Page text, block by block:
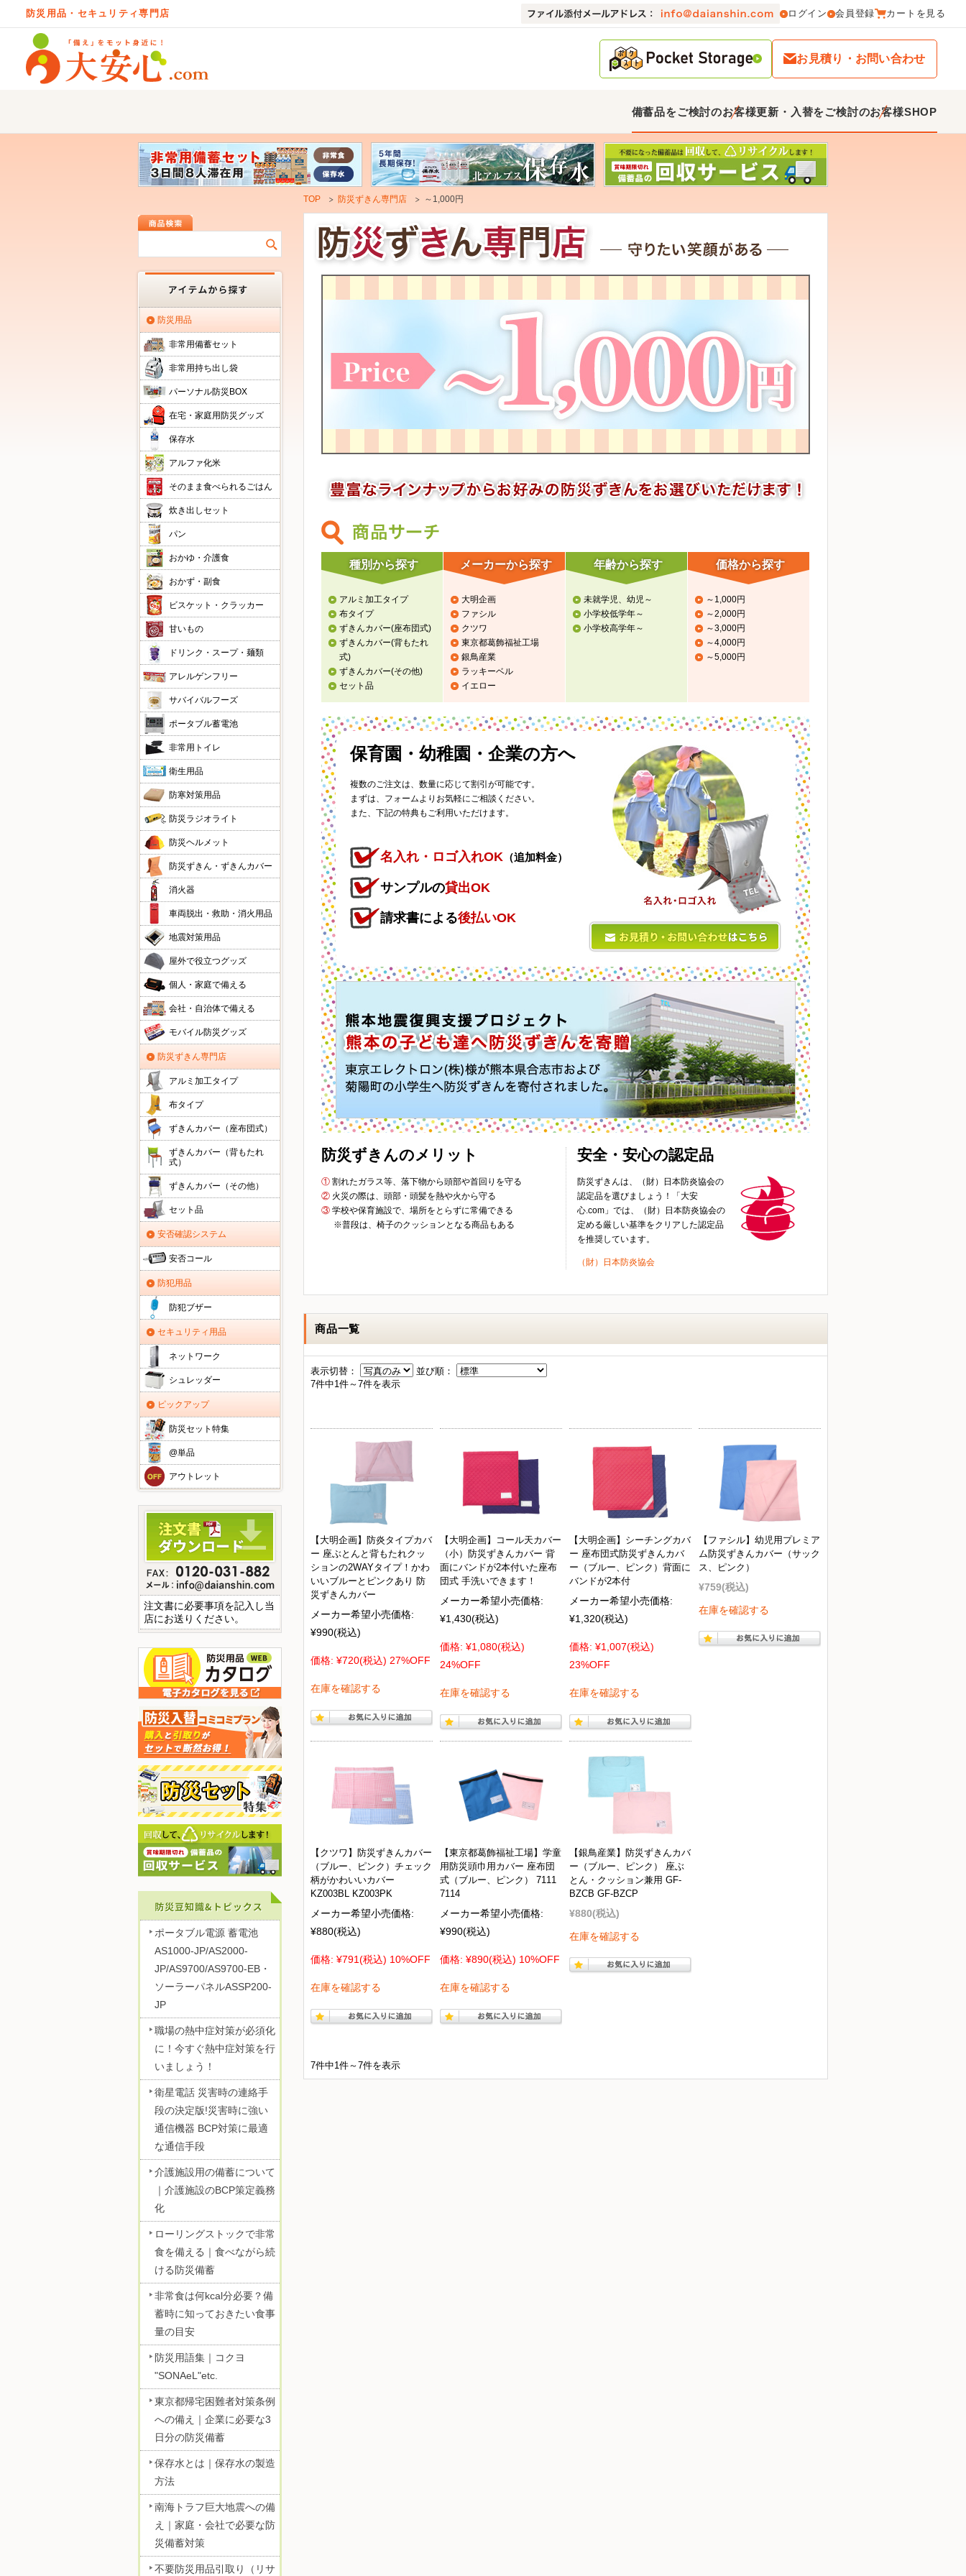
防災用品・セキュリティ専門店 ログイン 会員登録 カートを見る
お見積り・お問い合わせ
備蓄品をご検討のお客様更新・入替をご検討のお客様SHOP
TOP 防災ずきん専門店 ～1,000円
種別から探す
アルミ加工タイプ
布タイプ
ずきんカバー(座布団式)
ずきんカバー(背もたれ
式)
ずきんカバー(その他)
セット品
メーカーから探す
大明企画
ファシル
クツワ
東京都葛飾福祉工場
銀鳥産業
ラッキーベル
イエロー
年齢から探す
未就学児、幼児～
小学校低学年～
小学校高学年～
価格から探す
～1,000円
～2,000円
～3,000円
～4,000円
～5,000円
保育園・幼稚園・企業の方へ
複数のご注文は、数量に応じて割引が可能です。
まずは、フォームよりお気軽にご相談ください。
また、下記の特典もご利用いただけます。
名入れ・ロゴ入れOK （追加料金）
サンプルの貸出OK
請求書による後払いOK
防災ずきんのメリット
① 割れたガラス等、落下物から頭部や首回りを守る
② 火災の際は、頭部・頭髪を熱や火から守る
③ 学校や保育施設で、場所をとらずに常備できる
※普段は、椅子のクッションとなる商品もある
安全・安心の認定品
防災ずきんは、（財）日本防炎協会の
認定品を選びましょう！「大安
心.com」では、（財）日本防炎協会の
定める厳しい基準をクリアした認定品
を推奨しています。
（財）日本防炎協会
表示切替：
並び順：
7件中1件～7件を表示
商品一覧
【大明企画】防炎タイプカバ
ー 座ぶとんと背もたれクッ
ションの2WAYタイプ！かわ
いいブルーとピンクあり 防
災ずきんカバー
メーカー希望小売価格:
¥990(税込)
価格: ¥720(税込) 27%OFF
在庫を確認する
【大明企画】コール天カバー
（小）防災ずきんカバー 背
面にバンドが2本付いた座布
団式 手洗いできます！
メーカー希望小売価格:
¥1,430(税込)
価格: ¥1,080(税込)
24%OFF
在庫を確認する
【大明企画】シーチングカバ
ー 座布団式防災ずきんカバ
ー（ブルー、ピンク）背面に
バンドが2本付
メーカー希望小売価格:
¥1,320(税込)
価格: ¥1,007(税込)
23%OFF
在庫を確認する
【ファシル】幼児用プレミア
ム防災ずきんカバー（サック
ス、ピンク）
¥759(税込)
在庫を確認する
【クツワ】防災ずきんカバー
（ブルー、ピンク）チェック
柄がかわいいカバー
KZ003BL KZ003PK
メーカー希望小売価格:
¥880(税込)
価格: ¥791(税込) 10%OFF
在庫を確認する
【東京都葛飾福祉工場】学童
用防災頭巾用カバー 座布団
式（ブルー、ピンク） 7111
7114
メーカー希望小売価格:
¥990(税込)
価格: ¥890(税込) 10%OFF
在庫を確認する
【銀鳥産業】防災ずきんカバ
ー（ブルー、ピンク） 座ぶ
とん・クッション兼用 GF-
BZCB GF-BZCP
¥880(税込)
在庫を確認する
7件中1件～7件を表示
防災用品
非常用備蓄セット
非常用持ち出し袋
パーソナル防災BOX
在宅・家庭用防災グッズ
保存水
アルファ化米
そのまま食べられるごはん
炊き出しセット
パン
おかゆ・介護食
おかず・副食
ビスケット・クラッカー
甘いもの
ドリンク・スープ・麺類
アレルゲンフリー
サバイバルフーズ
ポータブル蓄電池
非常用トイレ
衛生用品
防寒対策用品
防災ラジオライト
防災ヘルメット
防災ずきん・ずきんカバー
消火器
車両脱出・救助・消火用品
地震対策用品
屋外で役立つグッズ
個人・家庭で備える
会社・自治体で備える
モバイル防災グッズ
防災ずきん専門店
アルミ加工タイプ
布タイプ
ずきんカバー（座布団式）
ずきんカバー（背もたれ
式）
ずきんカバー（その他）
セット品
安否確認システム
安否コール
防犯用品
防犯ブザー
セキュリティ用品
ネットワーク
シュレッダー
ピックアップ
防災セット特集
@単品
アウトレット
注文書に必要事項を記入し当
店にお送りください。
ポータブル電源 蓄電池
AS1000-JP/AS2000-
JP/AS9700/AS9700-EB・
ソーラーパネルASSP200-
JP
職場の熱中症対策が必須化
に！今すぐ熱中症対策を行
いましょう！
衛星電話 災害時の連絡手
段の決定版!災害時に強い
通信機器 BCP対策に最適
な通信手段
介護施設用の備蓄について
｜介護施設のBCP策定義務
化
ローリングストックで非常
食を備える｜食べながら続
ける防災備蓄
非常食は何kcal分必要？備
蓄時に知っておきたい食事
量の目安
防災用語集｜コクヨ
"SONAeL"etc.
東京都帰宅困難者対策条例
への備え｜企業に必要な3
日分の防災備蓄
保存水とは｜保存水の製造
方法
南海トラフ巨大地震への備
え｜家庭・会社で必要な防
災備蓄対策
不要防災用品引取り（リサ